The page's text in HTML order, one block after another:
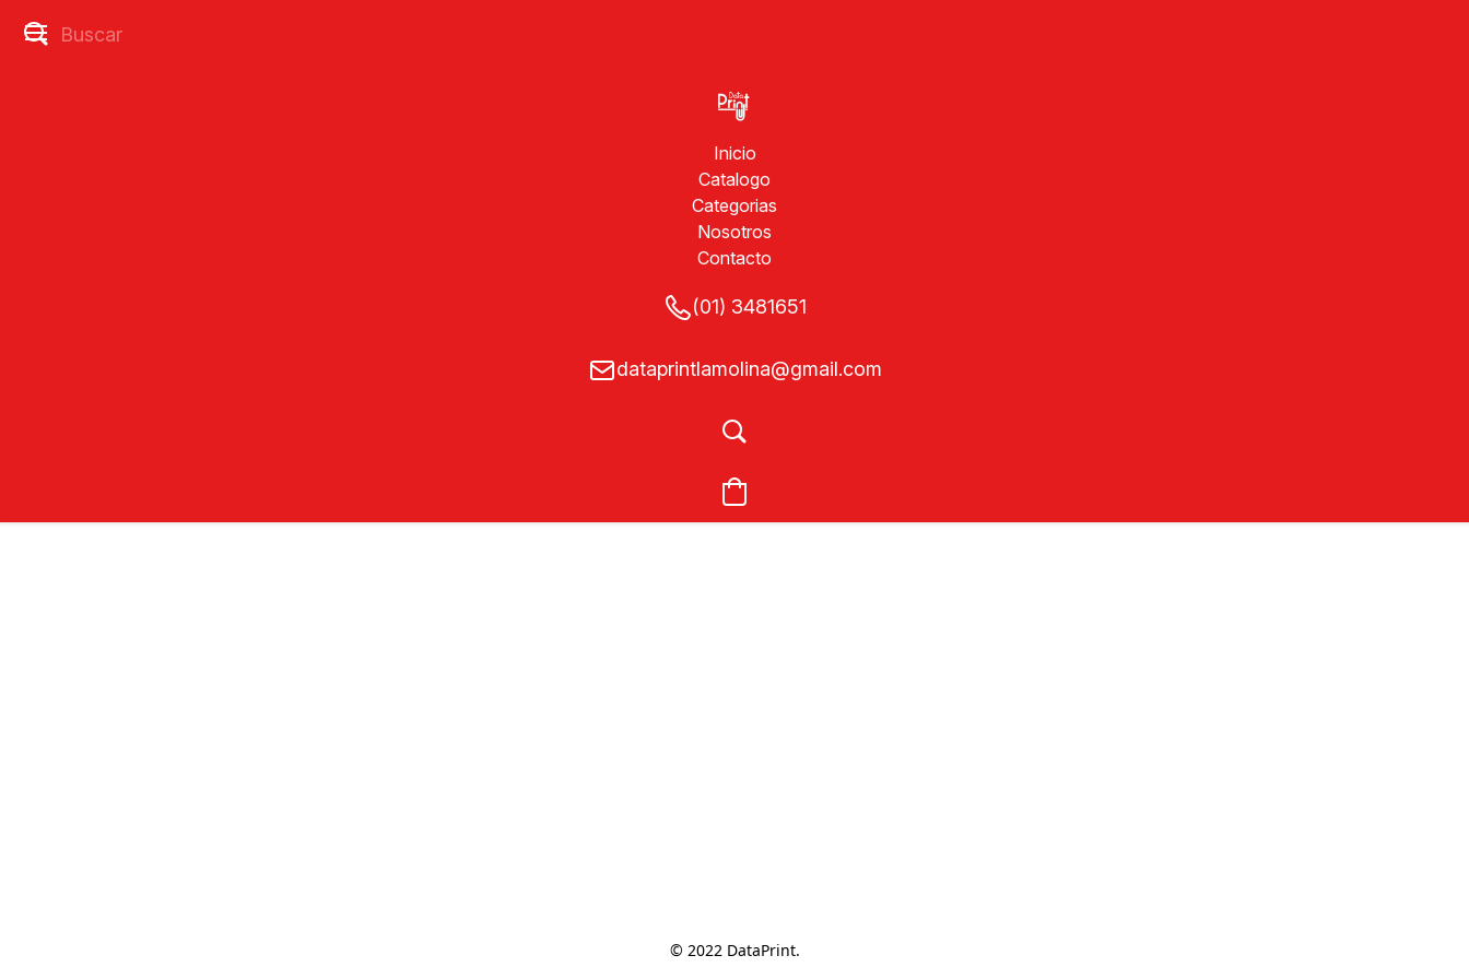
Inicio
Catalogo
Categorias
Nosotros
Contacto
(01) 3481651
dataprintlamolina@gmail.com
© 2022 DataPrint.